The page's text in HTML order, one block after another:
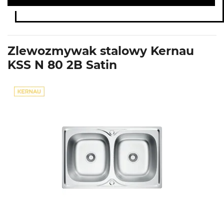
Zlewozmywak stalowy Kernau
KSS N 80 2B Satin